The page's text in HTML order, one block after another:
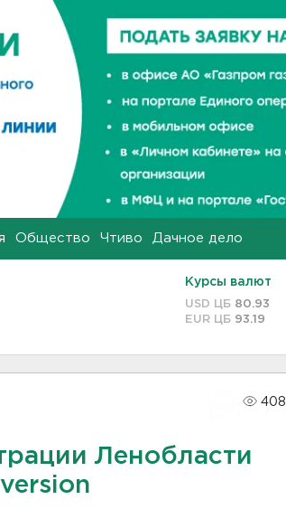
Общество Чтиво Дачное дело
Курсы валют
USD ЦБ 80.93
EUR ЦБ 93.19
408
Ленобласти